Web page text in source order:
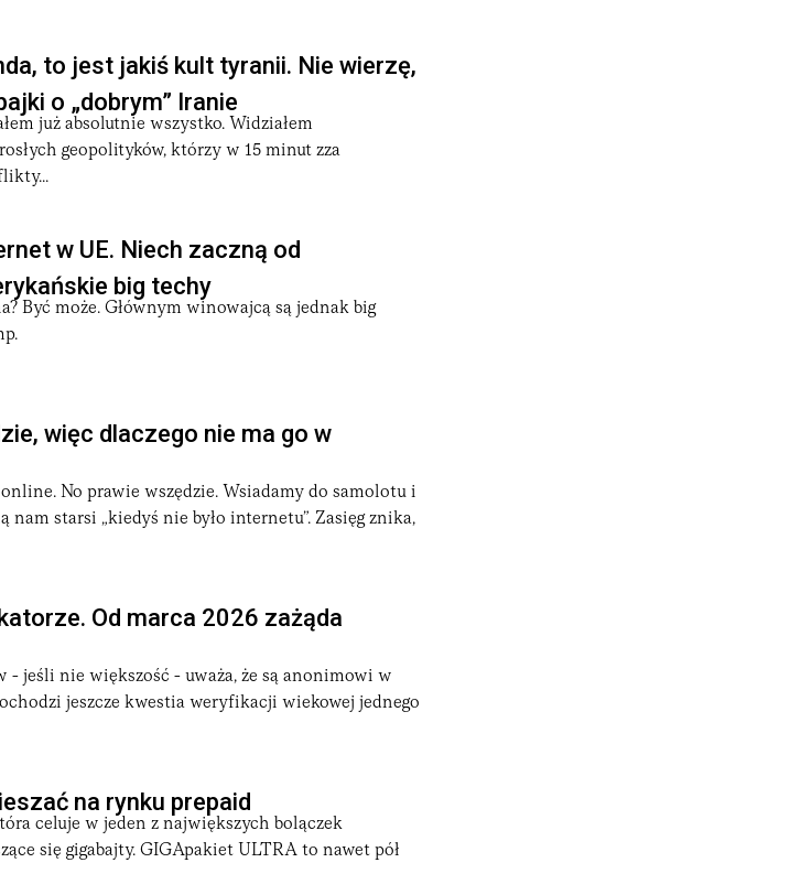
to jest jakiś kult tyranii. Nie wierzę,
o „dobrym” Iranie
już absolutnie wszystko. Widziałem
geopolityków, którzy w 15 minut zza
w UE. Niech zaczną od
big techy
Być może. Głównym winowajcą są jednak big
więc dlaczego nie ma go w
No prawie wszędzie. Wsiadamy do samolotu i
starsi „kiedyś nie było internetu”. Zasięg znika,
Od marca 2026 zażąda
- jeśli nie większość - uważa, że są anonimowi w
jeszcze kwestia weryfikacji wiekowej jednego
na rynku prepaid
celuje w jeden z największych bolączek
się gigabajty. GIGApakiet ULTRA to nawet pół